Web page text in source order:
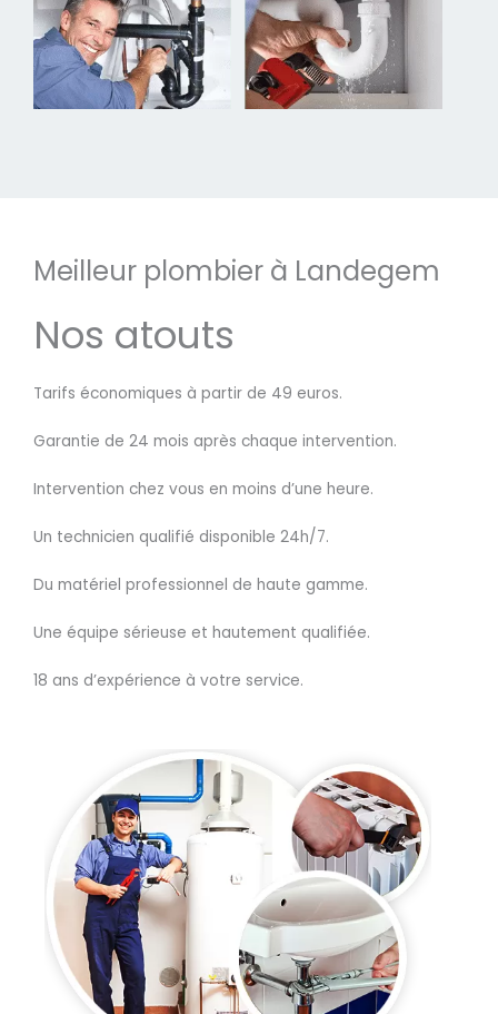
Meilleur plombier à Landegem
Nos atouts
Tarifs économiques à partir de 49 euros.
Garantie de 24 mois après chaque intervention.
Intervention chez vous en moins d’une heure.
Un technicien qualifié disponible 24h/7.
Du matériel professionnel de haute gamme.
Une équipe sérieuse et hautement qualifiée.
18 ans d’expérience à votre service.